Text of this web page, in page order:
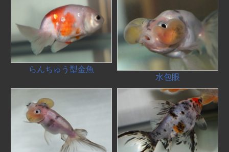
らんちゅう型金魚
水包眼